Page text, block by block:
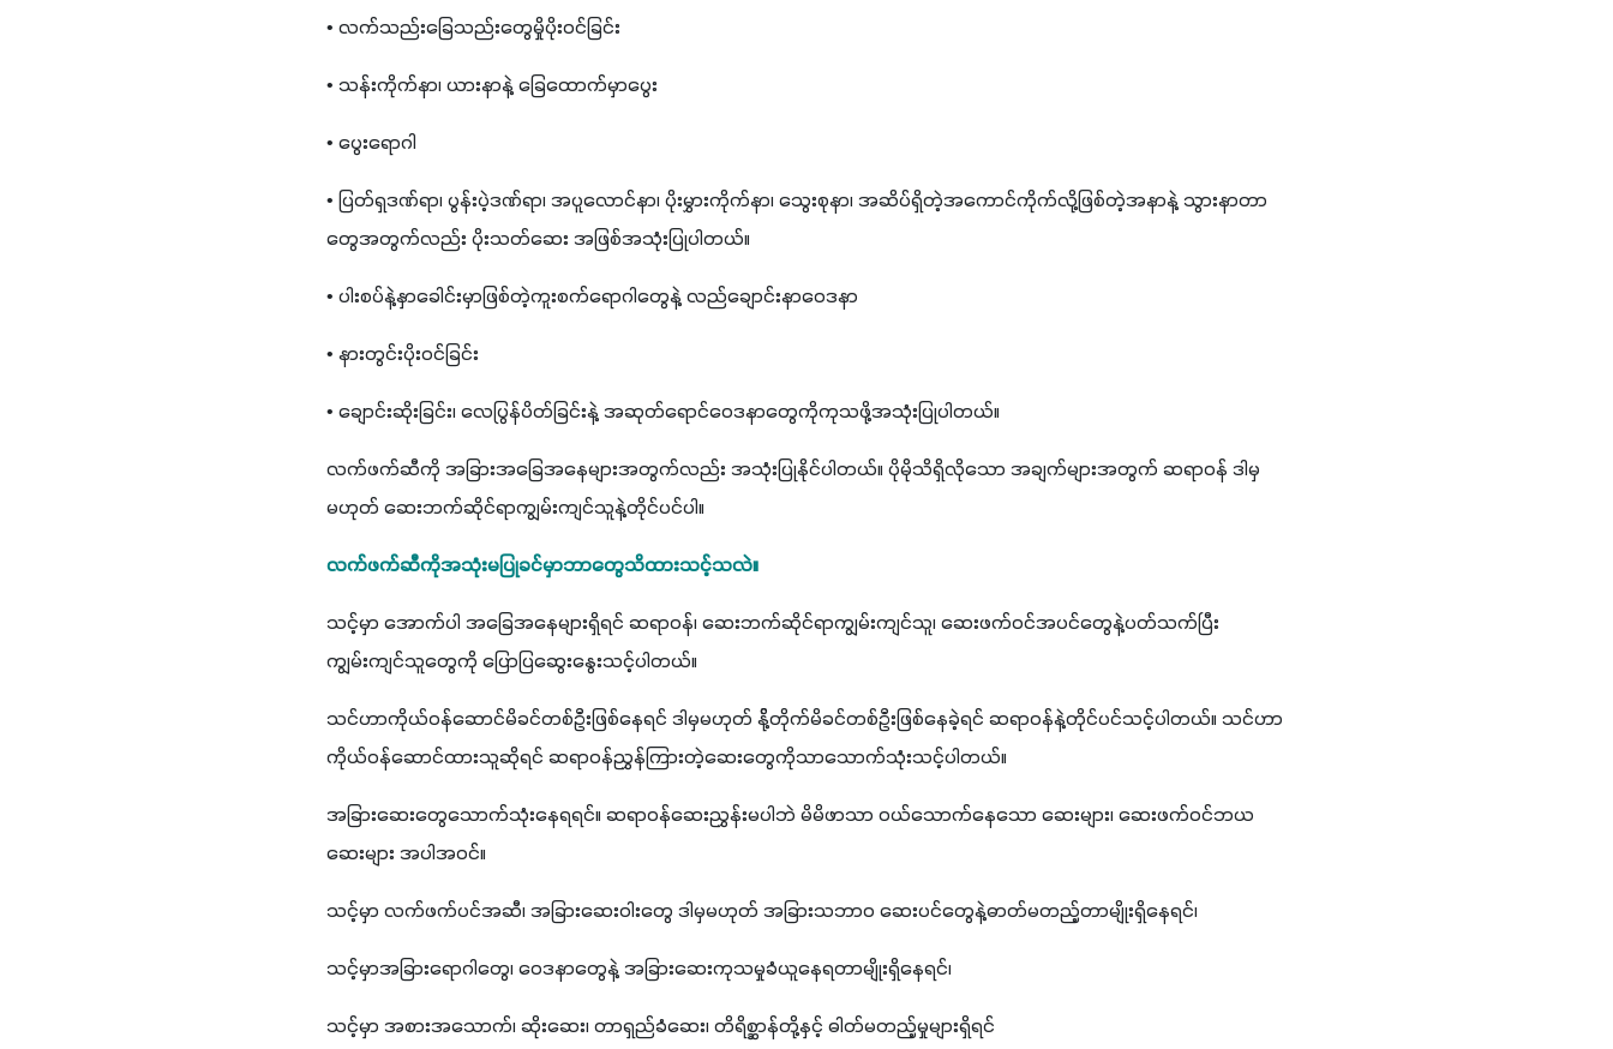
• လက်သည်းခြေသည်းတွေမှိုပိုးဝင်ခြင်း
• သန်းကိုက်နာ၊ ယားနာနဲ့ ခြေထောက်မှာပွေး
• ပွေးရောဂါ
• ပြတ်ရှဒဏ်ရာ၊ ပွန်းပဲ့ဒဏ်ရာ၊ အပူလောင်နာ၊ ပိုးမွှားကိုက်နာ၊ သွေးစုနာ၊ အဆိပ်ရှိတဲ့အကောင်ကိုက်လို့ဖြစ်တဲ့အနာနဲ့ သွားနာတာ
တွေအတွက်လည်း ပိုးသတ်ဆေး အဖြစ်အသုံးပြုပါတယ်။
• ပါးစပ်နဲ့နှာခေါင်းမှာဖြစ်တဲ့ကူးစက်ရောဂါတွေနဲ့ လည်ချောင်းနာဝေဒနာ
• နားတွင်းပိုးဝင်ခြင်း
• ချောင်းဆိုးခြင်း၊ လေပြွန်ပိတ်ခြင်းနဲ့ အဆုတ်ရောင်ဝေဒနာတွေကိုကုသဖို့အသုံးပြုပါတယ်။
လက်ဖက်ဆီကို အခြားအခြေအနေများအတွက်လည်း အသုံးပြုနိုင်ပါတယ်။ ပိုမိုသိရှိလိုသော အချက်များအတွက် ဆရာဝန် ဒါမှ
မဟုတ် ဆေးဘက်ဆိုင်ရာကျွမ်းကျင်သူနဲ့တိုင်ပင်ပါ။
လက်ဖက်ဆီကိုအသုံးမပြုခင်မှာဘာတွေသိထားသင့်သလဲ။
သင့်မှာ အောက်ပါ အခြေအနေများရှိရင် ဆရာဝန်၊ ဆေးဘက်ဆိုင်ရာကျွမ်းကျင်သူ၊ ဆေးဖက်ဝင်အပင်တွေနဲ့ပတ်သက်ပြီး
ကျွမ်းကျင်သူတွေကို ပြောပြဆွေးနွေးသင့်ပါတယ်။
သင်ဟာကိုယ်ဝန်ဆောင်မိခင်တစ်ဦးဖြစ်နေရင် ဒါမှမဟုတ် နို့်တိုက်မိခင်တစ်ဦးဖြစ်နေခဲ့ရင် ဆရာဝန်နဲ့တိုင်ပင်သင့်ပါတယ်။ သင်ဟာ
ကိုယ်ဝန်ဆောင်ထားသူဆိုရင် ဆရာဝန်ညွှန်ကြားတဲ့ဆေးတွေကိုသာသောက်သုံးသင့်ပါတယ်။
အခြားဆေးတွေသောက်သုံးနေရရင်။ ဆရာဝန်ဆေးညွှန်းမပါဘဲ မိမိဖာသာ ဝယ်သောက်နေသော ဆေးများ၊ ဆေးဖက်ဝင်ဘယ
ဆေးများ အပါအဝင်။
သင့်မှာ လက်ဖက်ပင်အဆီ၊ အခြားဆေးဝါးတွေ ဒါမှမဟုတ် အခြားသဘာဝ ဆေးပင်တွေနဲ့ဓာတ်မတည့်တာမျိုးရှိနေရင်၊
သင့်မှာအခြားရောဂါတွေ၊ ဝေဒနာတွေနဲ့ အခြားဆေးကုသမှုခံယူနေရတာမျိုးရှိနေရင်၊
သင့်မှာ အစားအသောက်၊ ဆိုးဆေး၊ တာရှည်ခံဆေး၊ တိရိစ္ဆာန်တို့နှင့် ဓါတ်မတည့်မှုများရှိရင်